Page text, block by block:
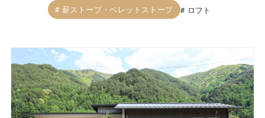
薪ストーブ・ペレットストーブ
ロフト